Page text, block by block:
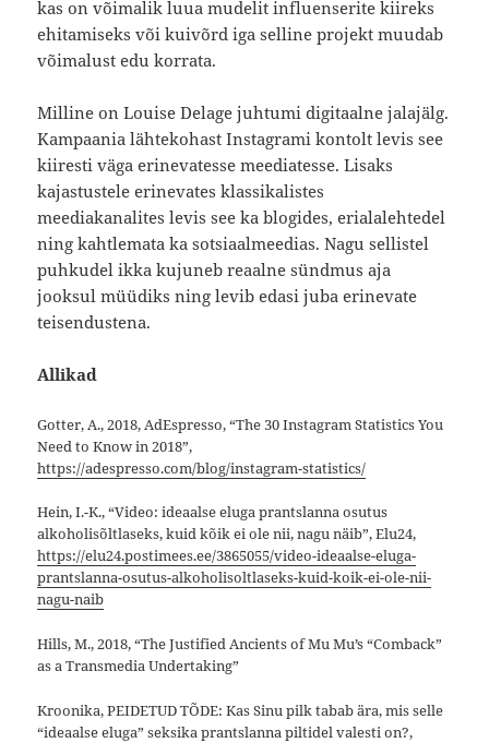
kas on võimalik luua mudelit influenserite kiireks
ehitamiseks või kuivõrd iga selline projekt muudab
võimalust edu korrata.
Milline on Louise Delage juhtumi digitaalne jalajälg.
Kampaania lähtekohast Instagrami kontolt levis see
kiiresti väga erinevatesse meediatesse. Lisaks
kajastustele erinevates klassikalistes
meediakanalites levis see ka blogides, erialalehtedel
ning kahtlemata ka sotsiaalmeedias. Nagu sellistel
puhkudel ikka kujuneb reaalne sündmus aja
jooksul müüdiks ning levib edasi juba erinevate
teisendustena.
Allikad
Gotter, A., 2018, AdEspresso, “The 30 Instagram Statistics You
Need to Know in 2018”,
https://adespresso.com/blog/instagram-statistics/
Hein, I.-K., “Video: ideaalse eluga prantslanna osutus
alkoholisõltlaseks, kuid kõik ei ole nii, nagu näib”, Elu24,
https://elu24.postimees.ee/3865055/video-ideaalse-eluga-
prantslanna-osutus-alkoholisoltlaseks-kuid-koik-ei-ole-nii-
nagu-naib
Hills, M., 2018, “The Justified Ancients of Mu Mu’s “Comback”
as a Transmedia Undertaking”
Kroonika, PEIDETUD TÕDE: Kas Sinu pilk tabab ära, mis selle
“ideaalse eluga” seksika prantslanna piltidel valesti on?,